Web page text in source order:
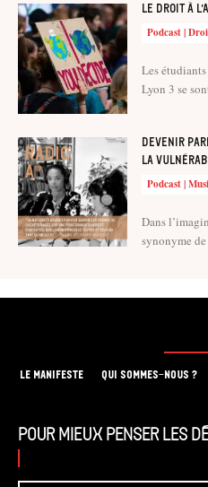
Le droit à
Podcast |
Les
Lyon 3 se
Devenir
la
Podcast |
Dans
synonyme
LE MANIFESTE QUI SOMMES-NOUS ?
Pour mieux penser les